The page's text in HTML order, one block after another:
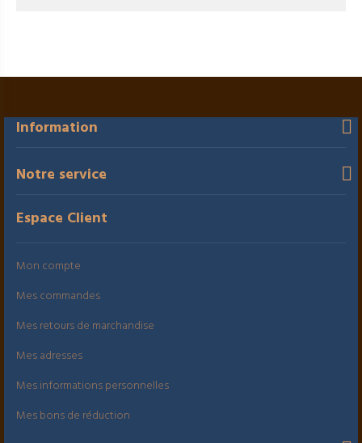
Information
Notre service
Espace Client
Mon compte
Mes commandes
Mes retours de marchandise
Mes adresses
Mes informations personnelles
Mes bons de réduction